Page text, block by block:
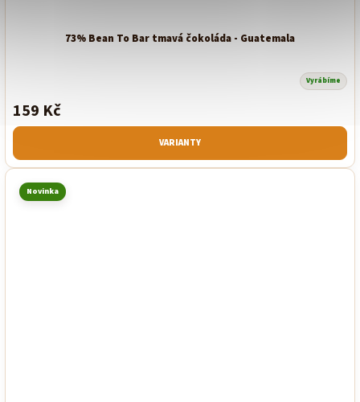
73% Bean To Bar tmavá čokoláda - Guatemala
Vyrábíme
159 Kč
VARIANTY
Novinka